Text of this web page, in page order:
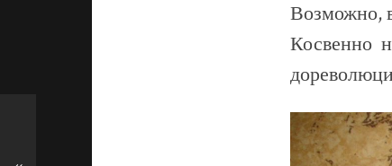
Возможно,
Косвенно